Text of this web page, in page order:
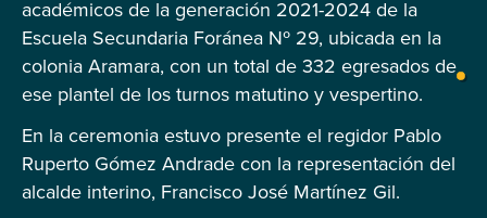
académicos de la generación 2021-2024 de la
Escuela Secundaria Foránea Nº 29, ubicada en la
colonia Aramara, con un total de 332 egresados de
ese plantel de los turnos matutino y vespertino.
En la ceremonia estuvo presente el regidor Pablo
Ruperto Gómez Andrade con la representación del
alcalde interino, Francisco José Martínez Gil.